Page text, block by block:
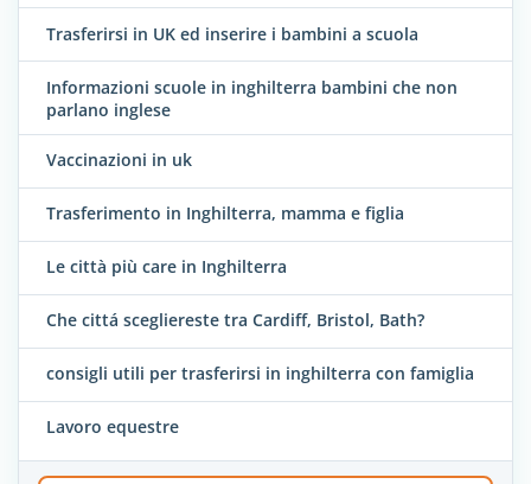
Trasferirsi in UK ed inserire i bambini a scuola
Informazioni scuole in inghilterra bambini che non
parlano inglese
Vaccinazioni in uk
Trasferimento in Inghilterra, mamma e figlia
Le città più care in Inghilterra
Che cittá scegliereste tra Cardiff, Bristol, Bath?
consigli utili per trasferirsi in inghilterra con famiglia
Lavoro equestre